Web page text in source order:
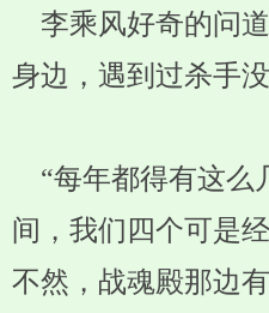
李乘风好奇的问
身边，遇到过杀手
“每年都得有这么
间，我们四个可是
不然，战魂殿那边